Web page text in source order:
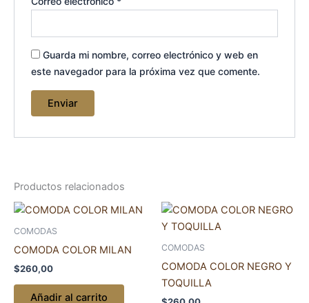
Guarda mi nombre, correo electrónico y web en
este navegador para la próxima vez que comente.
Productos relacionados
COMODAS
COMODA COLOR MILAN
$260,00
Añadir al carrito
COMODAS
COMODA COLOR NEGRO Y
TOQUILLA